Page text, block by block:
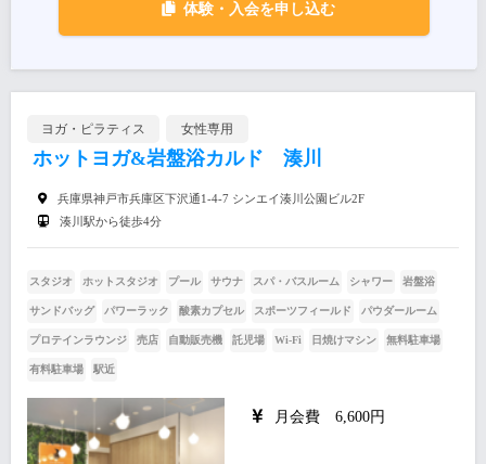
体験・入会を申し込む
ヨガ・ピラティス 女性専用
ホットヨガ&岩盤浴カルド 湊川
兵庫県神戸市兵庫区下沢通1-4-7 シンエイ湊川公園ビル2F
湊川駅から徒歩4分
スタジオ ホットスタジオ プール サウナ スパ・バスルーム シャワー 岩盤浴
サンドバッグ パワーラック 酸素カプセル スポーツフィールド パウダールーム
プロテインラウンジ 売店 自動販売機 託児場 Wi-Fi 日焼けマシン 無料駐車場
有料駐車場 駅近
月会費 6,600円